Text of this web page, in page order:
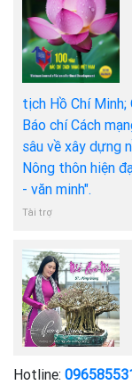
tịch Hồ Chí Minh;
Báo chí Cách
sâu về xây dựng
Nông thôn hiện
- văn minh".
Tài trợ
Hotline: